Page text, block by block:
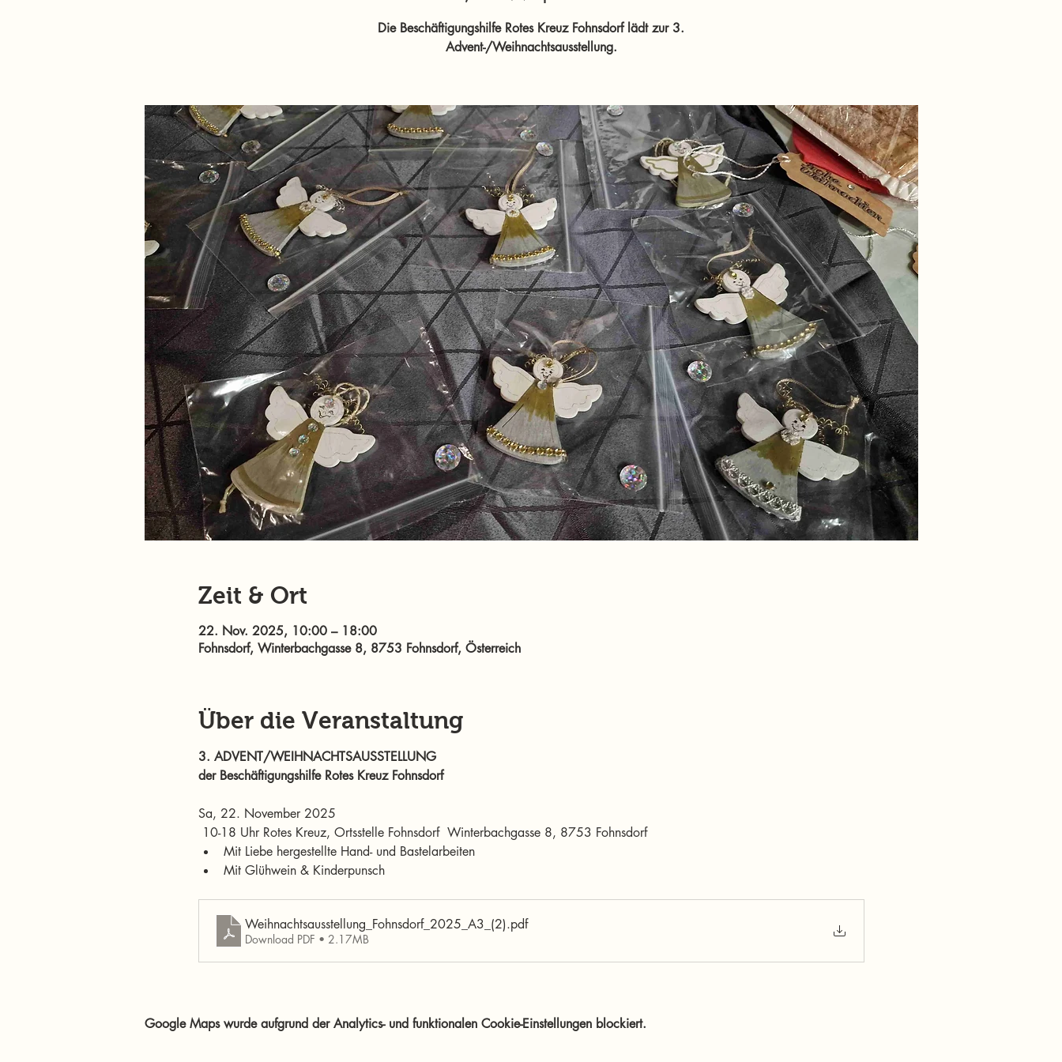
Die Beschäftigungshilfe Rotes Kreuz Fohnsdorf lädt zur 3.
Advent-/Weihnachtsausstellung.
Zeit & Ort
22. Nov. 2025, 10:00 – 18:00
Fohnsdorf, Winterbachgasse 8, 8753 Fohnsdorf, Österreich
Über die Veranstaltung
3. ADVENT/WEIHNACHTSAUSSTELLUNG
der Beschäftigungshilfe Rotes Kreuz Fohnsdorf ​
Sa, 22. November 2025
10-18 Uhr ​Rotes Kreuz, Ortsstelle Fohnsdorf ​ Winterbachgasse 8, 8753 Fohnsdorf ​
Mit Liebe hergestellte Hand- und Bastelarbeiten ​
Mit Glühwein & Kinderpunsch ​
Weihnachtsausstellung_Fohnsdorf_2025_A3_(2).pdf
Download PDF • 2.17MB
Google Maps wurde aufgrund der Analytics- und funktionalen Cookie-Einstellungen blockiert.